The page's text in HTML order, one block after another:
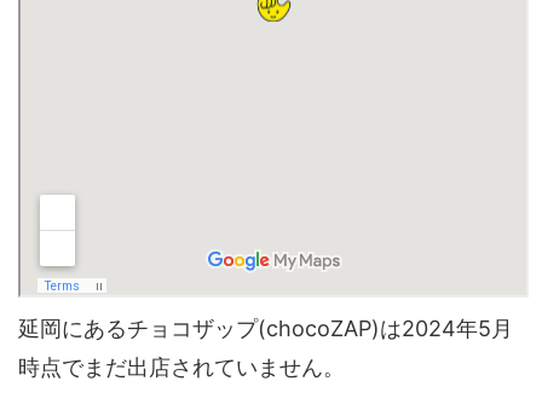
延岡にあるチョコザップ(chocoZAP)は2024年5月
時点でまだ出店されていません。